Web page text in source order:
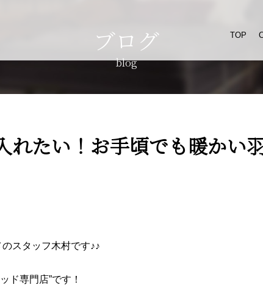
TOP
ブログ
blog
れたい！お手頃でも暖かい
スタッフ木村です♪♪
ド専門店”です！